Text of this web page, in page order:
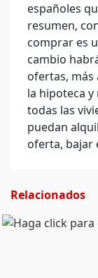
españoles
resumen,
comprar es
cambio
ofertas, más
la hipoteca
todas las
puedan
oferta, bajar
Relacionados